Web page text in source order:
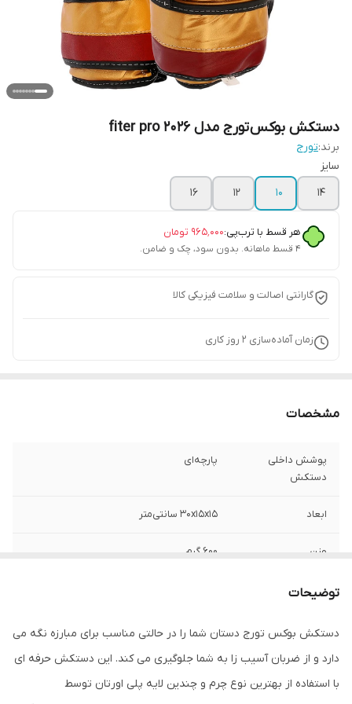
دستکش بوکس تورج مدل fiter pro 2026
برند:تورج
سایز
14
10
12
16
هر قسط با ترب‌پی:۹۶۵٬۰۰۰ تومان
۴ قسط ماهانه. بدون سود، چک و ضامن.
گارانتی اصالت و سلامت فیزیکی کالا
زمان آماده‌سازی 2 روز کاری
مشخصات
پوشش داخلی
دستکش
پارچه‌ای
ابعاد 30x15x15 سانتی‌متر
وزن 600 گرم
نوع بست
مناسب برای ورزش بوکس , ووشو , کیک بوکس
توضیحات
دستکش بوکس تورج دستان شما را در حالتی مناسب برای مبارزه نگه می
دارد و از ضربان آسیب زا به شما جلوگیری می کند. این دستکش حرفه ای
با استفاده از بهترین نوع چرم و چندین لایه پلی اورتان توسط